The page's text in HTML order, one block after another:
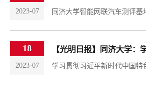
2023-07
18
2023-07
【光明日报】同济大学：